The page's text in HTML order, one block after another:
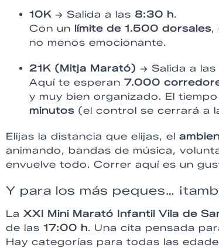
10K → Salida a las 8:30 h.
Con un límite de 1.500 dorsales,
no menos emocionante.
21K (Mitja Marató) → Salida a las
Aquí te esperan 7.000
y muy bien organizado. El
minutos (el control se cerrará a
Elijas la distancia que elijas, el
animando, bandas de música,
envuelve todo. Correr aquí es un
Y para los más peques…
La XXI Mini Marató Infantil Vila de
de las 17:00 h. Una cita pensada
Hay categorías para todas las